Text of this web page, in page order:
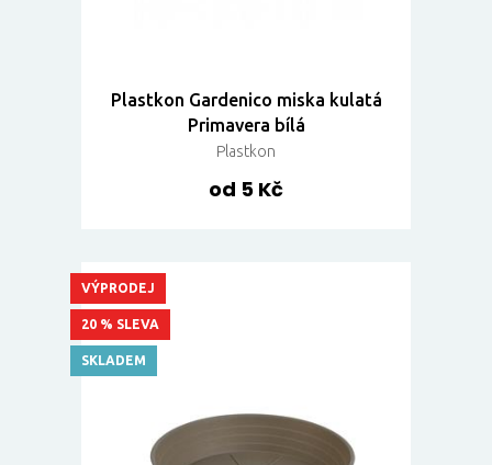
Plastkon Gardenico miska kulatá
Primavera bílá
Plastkon
od 5 Kč
VÝPRODEJ
20 % SLEVA
SKLADEM